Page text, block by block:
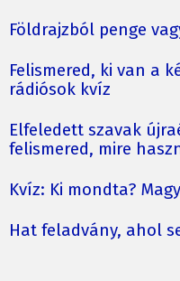
Földrajzból penge
Felismered, ki van a
rádiósok kvíz
Elfeledett szavak
felismered, mire
Kvíz: Ki mondta?
Hat feladvány, ahol